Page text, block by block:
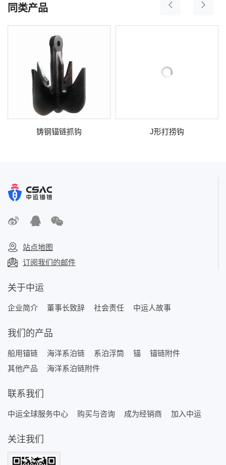
同类产品
铸钢锚链抓钩 J形打捞钩
站点地图
订阅我们的邮件
关于中运
企业简介 董事长致辞 社会责任 中运人故事
我们的产品
船用锚链 海洋系泊链 系泊浮筒 锚
锚链附件
其他产品
海洋系泊链附件
联系我们
中运全球服务中心 购买与咨询 成为经销商 加入中运
关注我们